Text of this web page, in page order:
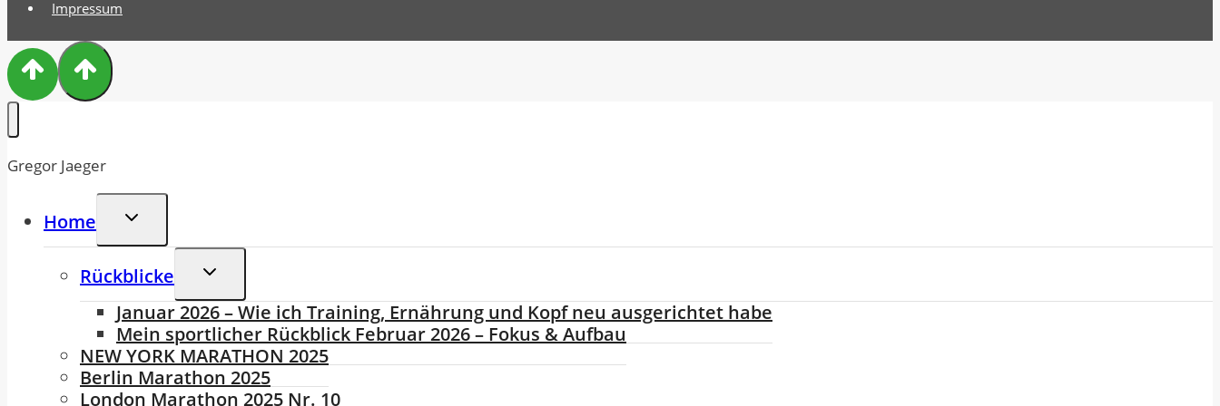
Impressum
Gregor Jaeger
Home
Untermenü
Rückblicke
Untermenü
Januar 2026 – Wie ich Training, Ernährung und Kopf neu ausgerichtet habe
Mein sportlicher Rückblick Februar 2026 – Fokus & Aufbau
NEW YORK MARATHON 2025
Berlin Marathon 2025
London Marathon 2025 Nr. 10